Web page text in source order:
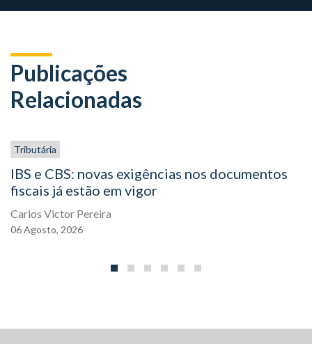
Publicações
Relacionadas
Tributária
IBS e CBS: novas exigências nos documentos
fiscais já estão em vigor
Carlos Victor Pereira
06Agosto, 2026